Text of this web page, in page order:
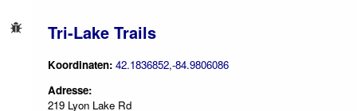
Tri-Lake Trails
Koordinaten: 42.1836852,-84.9806086
Adresse:
219 Lyon Lake Rd